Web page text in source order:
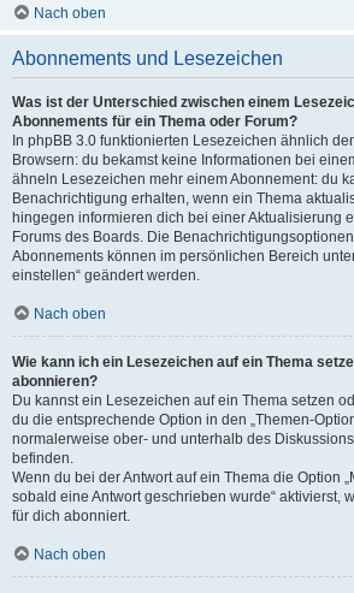
Nach oben
Abonnements und Lesezeichen
Was ist der Unterschied zwischen einem
Abonnements für ein Thema oder Forum?
In phpBB 3.0 funktionierten Lesezeichen ähnlich
Browsern: du bekamst keine Informationen bei
ähneln Lesezeichen mehr einem Abonnement: du
Benachrichtigung erhalten, wenn ein Thema
hingegen informieren dich bei einer Aktualisierung
Forums des Boards. Die
Abonnements können im persönlichen Bereich
einstellen“ geändert werden.
Nach oben
Wie kann ich ein Lesezeichen auf ein Thema
abonnieren?
Du kannst ein Lesezeichen auf ein Thema setzen
du die entsprechende Option in den „Themen-
normalerweise ober- und unterhalb des
befinden.
Wenn du bei der Antwort auf ein Thema die Option
sobald eine Antwort geschrieben wurde“ aktivierst,
für dich abonniert.
Nach oben